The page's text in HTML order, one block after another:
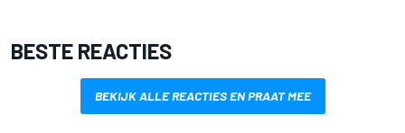
BESTE REACTIES
BEKIJK ALLE REACTIES EN PRAAT MEE